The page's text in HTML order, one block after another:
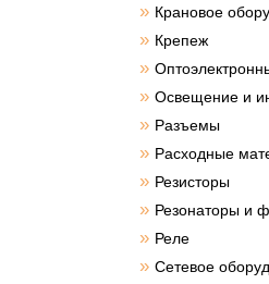
» Крановое
» Крепеж
»
» Освещение и
» Разъемы
» Расходные
» Резисторы
» Резонаторы и
» Реле
» Сетевое